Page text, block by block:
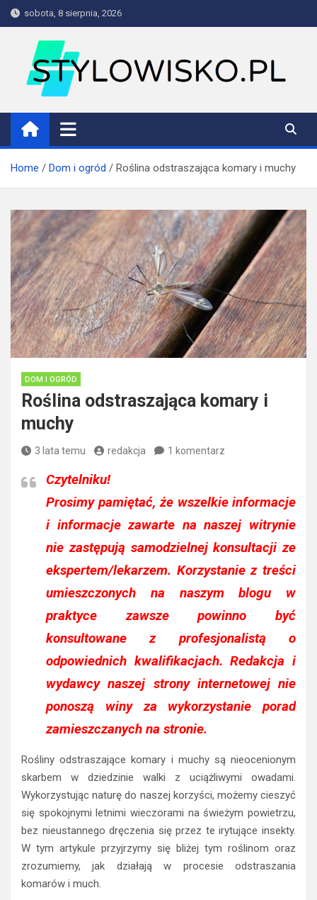
Skip
to
sobota, 8 sierpnia, 2026
stylowisko.pl
Blog
Home Dom i ogród Roślina odstraszająca komary i muchy
DOM I OGRÓD
Roślina odstraszająca komary i
muchy
3 lata temu redakcja 1 komentarz
Czytelniku!
Prosimy pamiętać, że wszelkie informacje
i informacje zawarte na naszej witrynie
nie zastępują samodzielnej konsultacji ze
ekspertem/lekarzem. Korzystanie z treści
umieszczonych na naszym blogu w
praktyce zawsze powinno być
konsultowane z profesjonalistą o
odpowiednich kwalifikacjach. Redakcja i
wydawcy naszej strony internetowej nie
ponoszą winy za wykorzystanie porad
zamieszczanych na stronie.
Rośliny odstraszające komary i muchy są nieocenionym
skarbem w dziedzinie walki z uciążliwymi owadami.
Wykorzystując naturę do naszej korzyści, możemy cieszyć
się spokojnymi letnimi wieczorami na świeżym powietrzu,
bez nieustannego dręczenia się przez te irytujące insekty.
W tym artykule przyjrzymy się bliżej tym roślinom oraz
zrozumiemy, jak działają w procesie odstraszania
komarów i much.